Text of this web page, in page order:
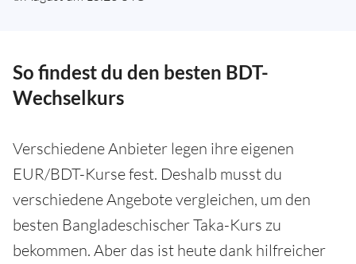
So findest du den besten BDT-
Wechselkurs
Verschiedene Anbieter legen ihre eigenen
EUR/BDT-Kurse fest. Deshalb musst du
verschiedene Angebote vergleichen, um den
besten Bangladeschischer Taka-Kurs zu
bekommen. Aber das ist heute dank hilfreicher